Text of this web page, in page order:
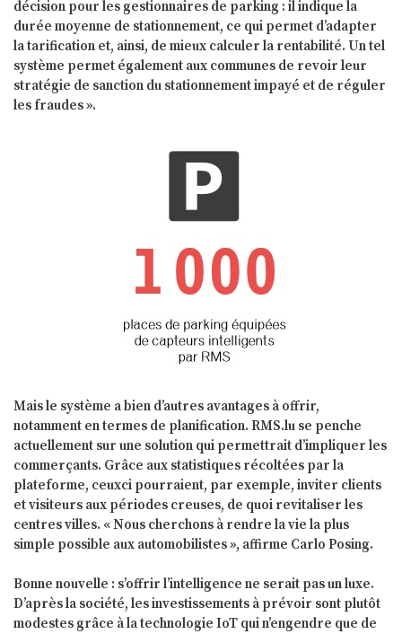
décision pour les gestionnaires de parking : il indique la
durée moyenne de stationnement, ce qui permet d’adapter
la tarification et, ainsi, de mieux calculer la rentabilité. Un tel
système permet également aux communes de revoir leur
stratégie de sanction du stationnement impayé et de réguler
les fraudes ».
Mais le système a bien d’autres avantages à offrir,
notamment en termes de planification. RMS.lu se penche
actuellement sur une solution qui permettrait d’impliquer les
commerçants. Grâce aux statistiques récoltées par la
plateforme, ceuxci pourraient, par exemple, inviter clients
et visiteurs aux périodes creuses, de quoi revitaliser les
centres villes. « Nous cherchons à rendre la vie la plus
simple possible aux automobilistes », affirme Carlo Posing.
Bonne nouvelle : s’offrir l’intelligence ne serait pas un luxe.
D’après la société, les investissements à prévoir sont plutôt
modestes grâce à la technologie IoT qui n’engendre que de